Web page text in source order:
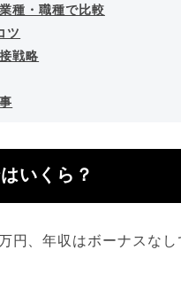
種・職種で比較
ツ
戦略
いくら？
円、年収はボーナスな